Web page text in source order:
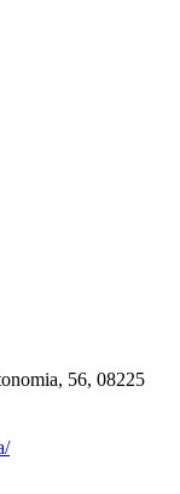
56, 08225